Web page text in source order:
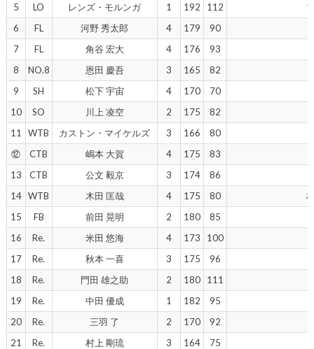
5
LO レンズ・モルンガ 1 192 112
6
FL 河野 秀太郎 4 179
90
7
FL 角谷 宏大 4 176
93
8
NO.8 恩田 慶吾 3 165 82
9
SH 松下 宇宙 4 170 70
10
SO 川上 凌空 2 175
82
11
WTB カストン・マイケルズ 3 166 80
⑫
CTB 嶋本 大賀 4 175
83
13
CTB 公文 毅京 3 174
86
14 WTB 木田 匡哉 4 175 80
15
FB 前田 晃明 2 180
85
16
Re. 米田 悠海 4 173
100
17
Re. 秋本 一喜 3 175
96
18
Re. 門田 雄之助 2 180 111
19
Re. 中田 優成 1 182
95
20
Re. 三羽 了 2 170
92
21
Re. 村上 剛琉 3 164
75